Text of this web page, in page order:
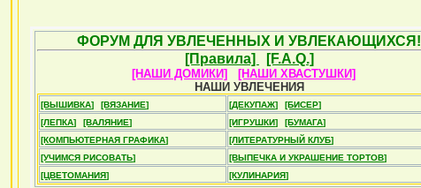
ФОРУМ ДЛЯ УВЛЕЧЕННЫХ И УВЛЕКАЮЩИХСЯ!
[Правила]
[F.A.Q.]
[НАШИ ДОМИКИ]
[НАШИ ХВАСТУШКИ]
НАШИ УВЛЕЧЕНИЯ
[ВЫШИВКА] [ВЯЗАНИЕ] [ДЕКУПАЖ]
[БИСЕР]
[ЛЕПКА]
[ВАЛЯНИЕ] [ИГРУШКИ]
[БУМАГА]
[КОМПЬЮТЕРНАЯ ГРАФИКА]
[ЛИТЕРАТУРНЫЙ КЛУБ]
[УЧИМСЯ РИСОВАТЬ]
[ВЫПЕЧКА И УКРАШЕНИЕ ТОРТОВ]
[ЦВЕТОМАНИЯ]
[КУЛИНАРИЯ]